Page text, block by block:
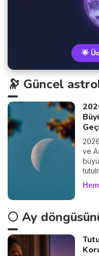
🌟
🔭 Güncel
ve
🌕 Ay